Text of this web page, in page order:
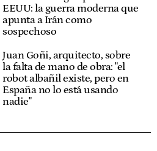
EEUU: la guerra moderna que
apunta a Irán como
sospechoso
Juan Goñi, arquitecto, sobre
la falta de mano de obra: "el
robot albañil existe, pero en
España no lo está usando
nadie"